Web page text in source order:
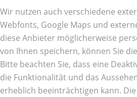
Wir nutzen auch verschiedene
Webfonts, Google Maps und
diese Anbieter möglicherweise
von Ihnen speichern, können Sie
Bitte beachten Sie, dass eine
die Funktionalität und das
erheblich beeinträchtigen kann.